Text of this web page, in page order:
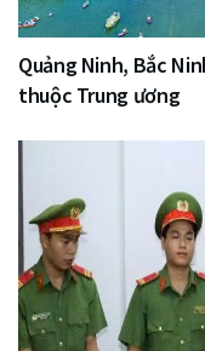
Quảng Ninh, Bắc
thuộc Trung ương